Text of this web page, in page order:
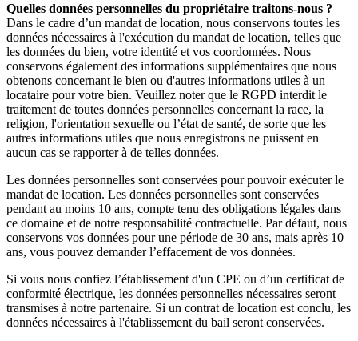
Quelles données personnelles du propriétaire traitons-nous ?
Dans le cadre d’un mandat de location, nous conservons toutes les
données nécessaires à l'exécution du mandat de location, telles que
les données du bien, votre identité et vos coordonnées. Nous
conservons également des informations supplémentaires que nous
obtenons concernant le bien ou d'autres informations utiles à un
locataire pour votre bien. Veuillez noter que le RGPD interdit le
traitement de toutes données personnelles concernant la race, la
religion, l'orientation sexuelle ou l’état de santé, de sorte que les
autres informations utiles que nous enregistrons ne puissent en
aucun cas se rapporter à de telles données.
Les données personnelles sont conservées pour pouvoir exécuter le
mandat de location. Les données personnelles sont conservées
pendant au moins 10 ans, compte tenu des obligations légales dans
ce domaine et de notre responsabilité contractuelle. Par défaut, nous
conservons vos données pour une période de 30 ans, mais après 10
ans, vous pouvez demander l’effacement de vos données.
Si vous nous confiez l’établissement d'un CPE ou d’un certificat de
conformité électrique, les données personnelles nécessaires seront
transmises à notre partenaire. Si un contrat de location est conclu, les
données nécessaires à l'établissement du bail seront conservées.